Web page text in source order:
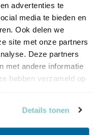
advertenties te
media te bieden en
Ook delen we
site met onze partners
Deze partners
met andere informatie
hebben verzameld op
Details tonen